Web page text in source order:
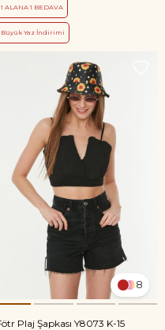
1 ALANA 1 BEDAVA
Büyük Yaz İndirimi
8
Fötr Plaj Şapkası Y8073 K-15